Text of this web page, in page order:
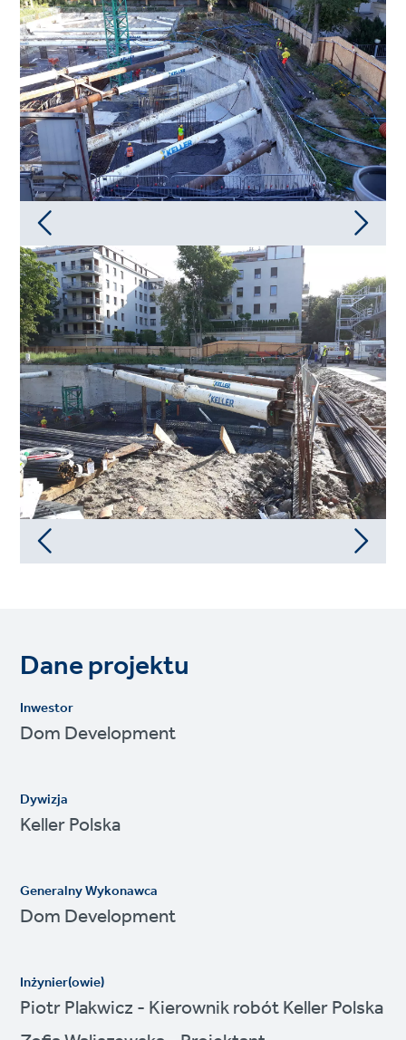
Dane projektu
Inwestor
Dom Development
Dywizja
Keller Polska
Generalny Wykonawca
Dom Development
Inżynier(owie)
Piotr Plakwicz - Kierownik robót Keller Polska